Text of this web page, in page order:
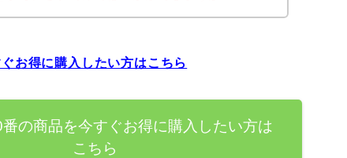
お得に購入したい方はこちら
の商品を今すぐお得に購入したい方は
こちら